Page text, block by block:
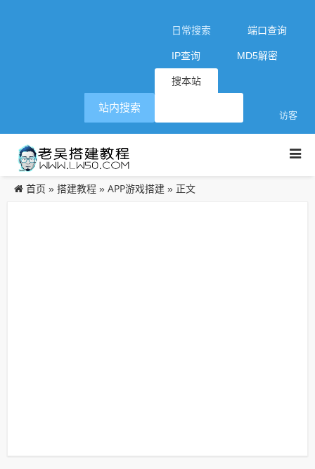
日常搜索 端口查询
IP查询 MD5解密
搜本站
访客
站内搜索
首页 » 搭建教程 » APP游戏搭建 » 正文